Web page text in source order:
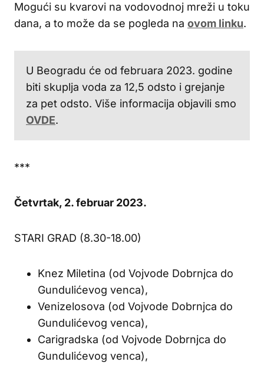
Mogući su kvarovi na vodovodnoj mreži u toku
dana, a to može da se pogleda na ovom linku.
U Beogradu će od februara 2023. godine
biti skuplja voda za 12,5 odsto i grejanje
za pet odsto. Više informacija objavili smo
OVDE.
***
Četvrtak, 2. februar 2023.
STARI GRAD (8.30-18.00)
Knez Miletina (od Vojvode Dobrnjca do
Gundulićevog venca),
Venizelosova (od Vojvode Dobrnjca do
Gundulićevog venca),
Carigradska (od Vojvode Dobrnjca do
Gundulićevog venca),